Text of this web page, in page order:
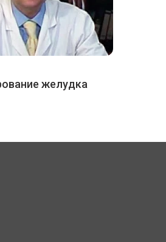
желудка